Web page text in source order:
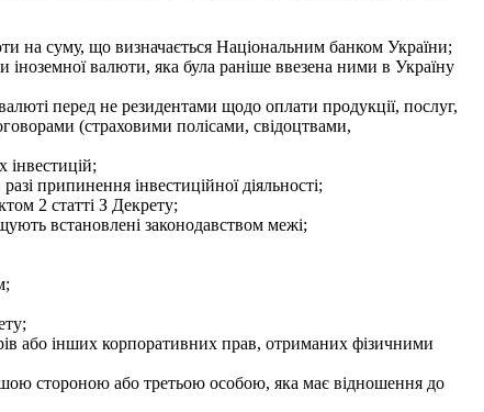
на суму, що визначається Національним банком України;
валюти, яка була раніше ввезена ними в Україну
перед не резидентами щодо оплати продукції, послуг,
(страховими полісами, свідоцтвами,
інвестицій;
припинення інвестиційної діяльності;
2 статті З Декрету;
встановлені законодавством межі;
або інших корпоративних прав, отриманих фізичними
стороною або третьою особою, яка має відношення до